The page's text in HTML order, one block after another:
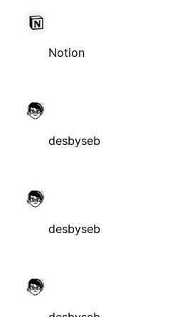
Notion
desbyseb
desbyseb